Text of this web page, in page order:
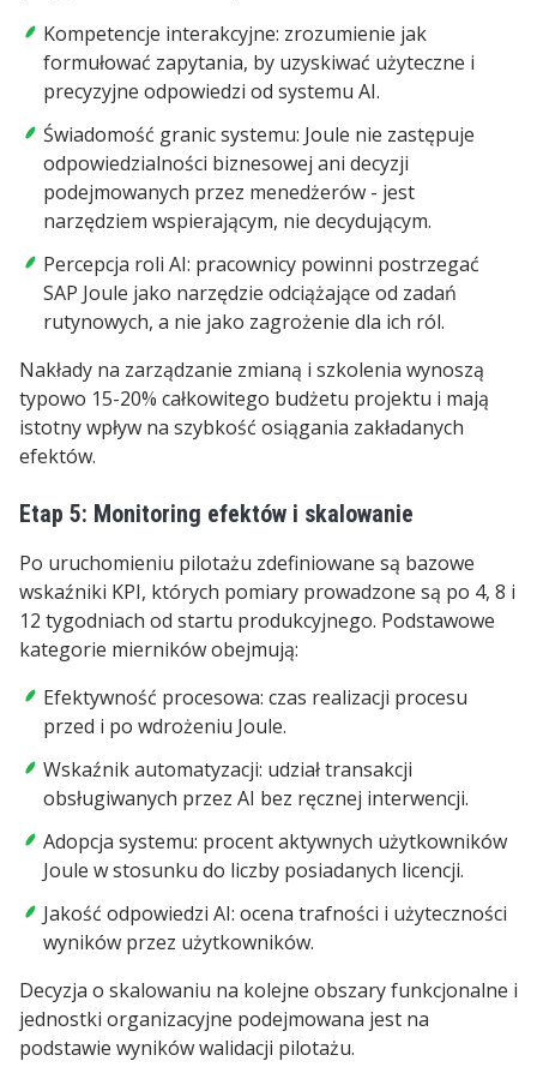
Kompetencje interakcyjne: zrozumienie jak
formułować zapytania, by uzyskiwać użyteczne i
precyzyjne odpowiedzi od systemu AI.
Świadomość granic systemu: Joule nie zastępuje
odpowiedzialności biznesowej ani decyzji
podejmowanych przez menedżerów - jest
narzędziem wspierającym, nie decydującym.
Percepcja roli AI: pracownicy powinni postrzegać
SAP Joule jako narzędzie odciążające od zadań
rutynowych, a nie jako zagrożenie dla ich ról.
Nakłady na zarządzanie zmianą i szkolenia wynoszą
typowo 15-20% całkowitego budżetu projektu i mają
istotny wpływ na szybkość osiągania zakładanych
efektów.
Etap 5: Monitoring efektów i skalowanie
Po uruchomieniu pilotażu zdefiniowane są bazowe
wskaźniki KPI, których pomiary prowadzone są po 4, 8 i
12 tygodniach od startu produkcyjnego. Podstawowe
kategorie mierników obejmują:
Efektywność procesowa: czas realizacji procesu
przed i po wdrożeniu Joule.
Wskaźnik automatyzacji: udział transakcji
obsługiwanych przez AI bez ręcznej interwencji.
Adopcja systemu: procent aktywnych użytkowników
Joule w stosunku do liczby posiadanych licencji.
Jakość odpowiedzi AI: ocena trafności i użyteczności
wyników przez użytkowników.
Decyzja o skalowaniu na kolejne obszary funkcjonalne i
jednostki organizacyjne podejmowana jest na
podstawie wyników walidacji pilotażu.